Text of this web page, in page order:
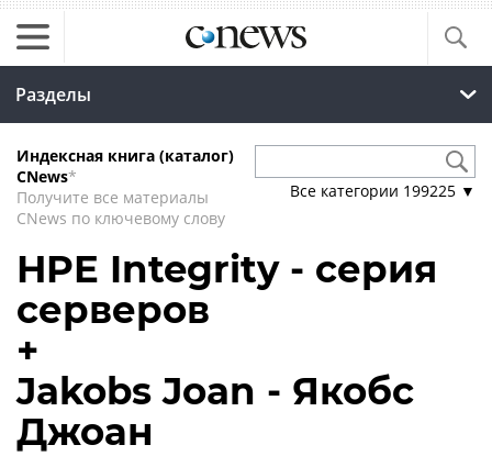
Разделы
Индексная книга (каталог)
CNews*
Получите все материалы
CNews по ключевому слову
Все категории 199225 ▼
HPE Integrity - серия
серверов
+
Jakobs Joan - Якобс
Джоан